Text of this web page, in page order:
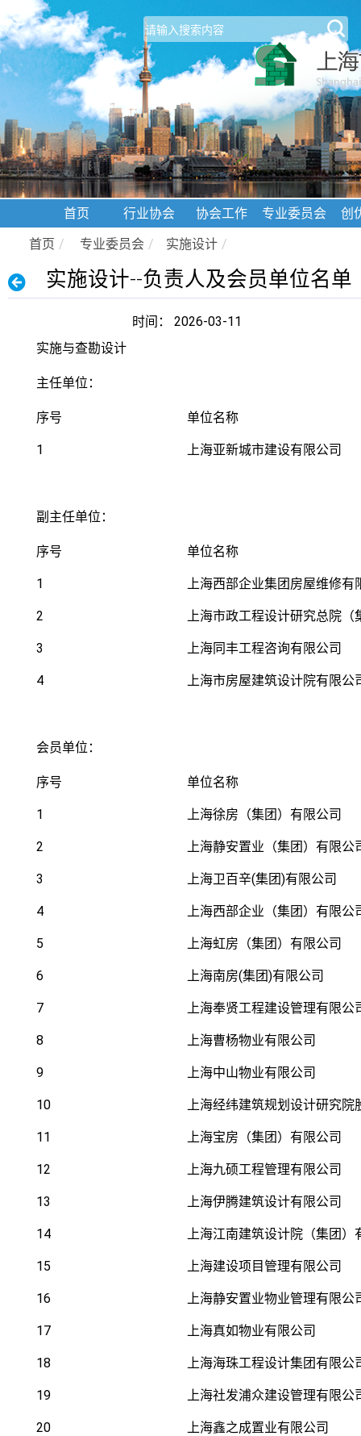
首页 行业协会 协会工作 专业委员会
创
首页 / 专业委员会 / 实施设计 /
实施设计--负责人及会员单位名单
时间： 2026-03-11
实施与查勘设计
主任单位：
序号 单位名称
1 上海亚新城市建设有限公司
副主任单位：
序号 单位名称
1 上海西部企业集团房屋维修有
2 上海市政工程设计研究总院（
3 上海同丰工程咨询有限公司
4 上海市房屋建筑设计院有限公
会员单位：
序号 单位名称
1 上海徐房（集团）有限公司
2 上海静安置业（集团）有限公
3 上海卫百辛(集团)有限公司
4 上海西部企业（集团）有限公
5 上海虹房（集团）有限公司
6 上海南房(集团)有限公司
7 上海奉贤工程建设管理有限公
8 上海曹杨物业有限公司
9 上海中山物业有限公司
10 上海经纬建筑规划设计研究院
11 上海宝房（集团）有限公司
12 上海九硕工程管理有限公司
13 上海伊腾建筑设计有限公司
14 上海江南建筑设计院（集团）
15 上海建设项目管理有限公司
16 上海静安置业物业管理有限公
17 上海真如物业有限公司
18 上海海珠工程设计集团有限公
19 上海社发浦众建设管理有限公
20 上海鑫之成置业有限公司